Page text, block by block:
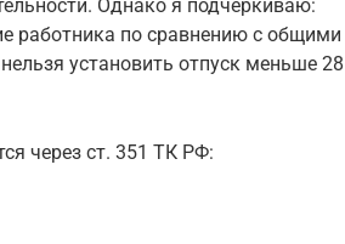
Однако я подчеркиваю:
работника по сравнению с общими
установить отпуск меньше 28
через ст. 351 ТК РФ: